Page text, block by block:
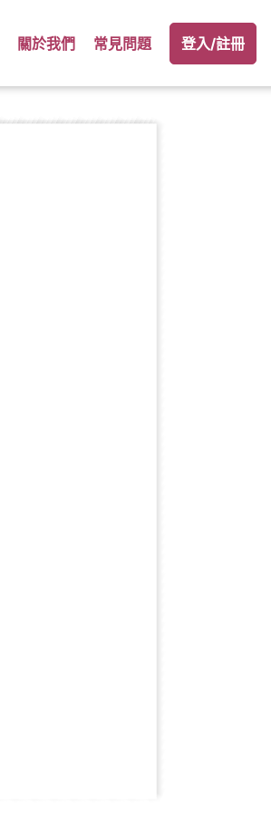
關於我們 常見問題 登入/註冊